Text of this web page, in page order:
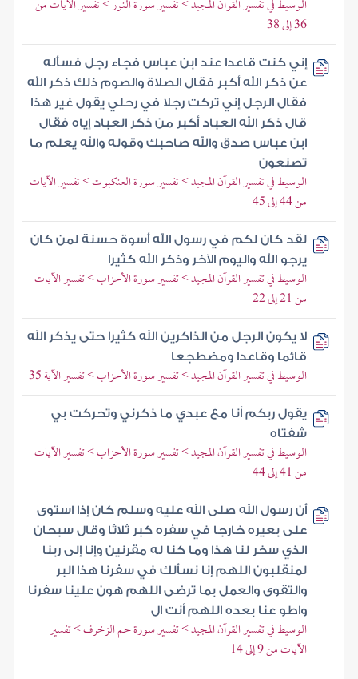
الوسيط في تفسير القرآن المجيد > تفسير سورة النور > تفسير الآيات من
36 إلى 38
إني كنت قاعدا عند ابن عباس فجاء رجل فسأله
عن ذكر الله أكبر فقال الصلاة والصوم ذلك ذكر الله
فقال الرجل إني تركت رجلا في رحلي يقول غير هذا
قال ذكر الله العباد أكبر من ذكر العباد إياه فقال
ابن عباس صدق والله صاحبك وقوله والله يعلم ما
تصنعون
الوسيط في تفسير القرآن المجيد > تفسير سورة العنكبوت > تفسير الآيات
من 44 إلى 45
لقد كان لكم في رسول الله أسوة حسنة لمن كان
يرجو الله واليوم الآخر وذكر الله كثيرا
الوسيط في تفسير القرآن المجيد > تفسير سورة الأحزاب > تفسير الآيات
من 21 إلى 22
لا يكون الرجل من الذاكرين الله كثيرا حتى يذكر الله
قائما وقاعدا ومضطجعا
الوسيط في تفسير القرآن المجيد > تفسير سورة الأحزاب > تفسير الآية 35
يقول ربكم أنا مع عبدي ما ذكرني وتحركت بي
شفتاه
الوسيط في تفسير القرآن المجيد > تفسير سورة الأحزاب > تفسير الآيات
من 41 إلى 44
أن رسول الله صلى الله عليه وسلم كان إذا استوى
على بعيره خارجا في سفره كبر ثلاثا وقال سبحان
الذي سخر لنا هذا وما كنا له مقرنين وإنا إلى ربنا
لمنقلبون اللهم إنا نسألك في سفرنا هذا البر
والتقوى والعمل بما ترضى اللهم هون علينا سفرنا
واطو عنا بعده اللهم أنت ال
الوسيط في تفسير القرآن المجيد > تفسير سورة حم الزخرف > تفسير
الآيات من 9 إلى 14